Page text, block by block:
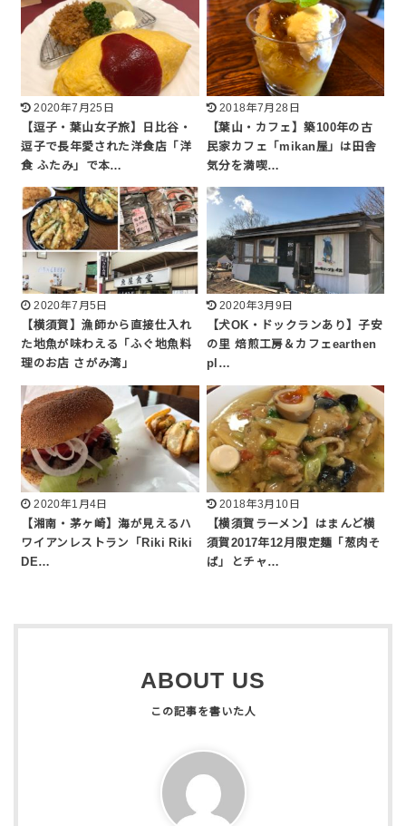
2020年7月25日
【逗子・葉山女子旅】日比谷・
逗子で長年愛された洋食店「洋
食 ふたみ」で本…
2018年7月28日
【葉山・カフェ】築100年の古
民家カフェ「mikan屋」は田舎
気分を満喫…
2020年7月5日
【横須賀】漁師から直接仕入れ
た地魚が味わえる「ふぐ地魚料
理のお店 さがみ湾」
2020年3月9日
【犬OK・ドックランあり】子安
の里 焙煎工房＆カフェearthen
pl…
2020年1月4日
【湘南・茅ヶ崎】海が見えるハ
ワイアンレストラン「Riki Riki
DE…
2018年3月10日
【横須賀ラーメン】はまんど横
須賀2017年12月限定麺「葱肉そ
ば」とチャ…
ABOUT US